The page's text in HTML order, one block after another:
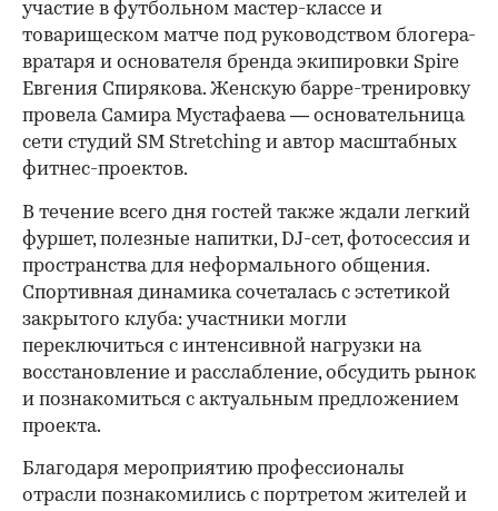
участие в футбольном мастер-классе и
товарищеском матче под руководством блогера-
вратаря и основателя бренда экипировки Spire
Евгения Спирякова. Женскую барре-тренировку
провела Самира Мустафаева — основательница
сети студий SM Stretching и автор масштабных
фитнес-проектов.
В течение всего дня гостей также ждали легкий
фуршет, полезные напитки, DJ-сет, фотосессия и
пространства для неформального общения.
Спортивная динамика сочеталась с эстетикой
закрытого клуба: участники могли
переключиться с интенсивной нагрузки на
восстановление и расслабление, обсудить рынок
и познакомиться с актуальным предложением
проекта.
Благодаря мероприятию профессионалы
отрасли познакомились с портретом жителей и